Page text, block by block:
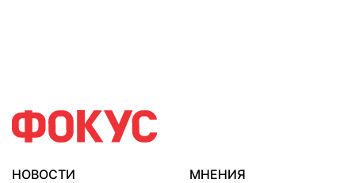
НОВОСТИ
МНЕНИЯ